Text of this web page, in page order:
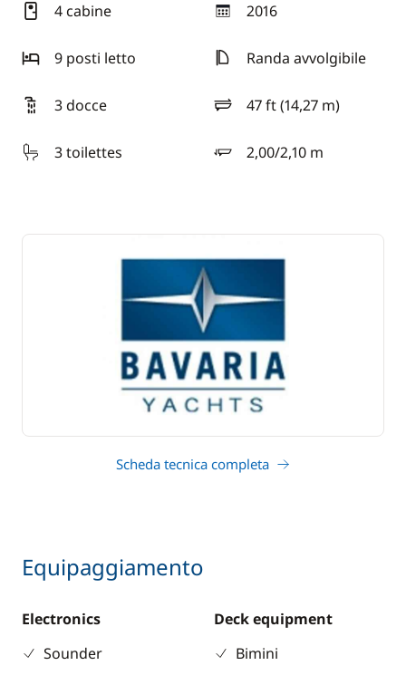
4 cabine 2016
anno
9 posti letto
Randa avvolgibile
3 docce 47 ft (14,27 m)
lunghezza
3 toilettes
2,00/2,10 m
pescaggio
Scheda tecnica completa
Equipaggiamento
Electronics
Sounder
Deck equipment
Bimini